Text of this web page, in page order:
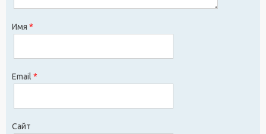
Имя *
Email *
Сайт